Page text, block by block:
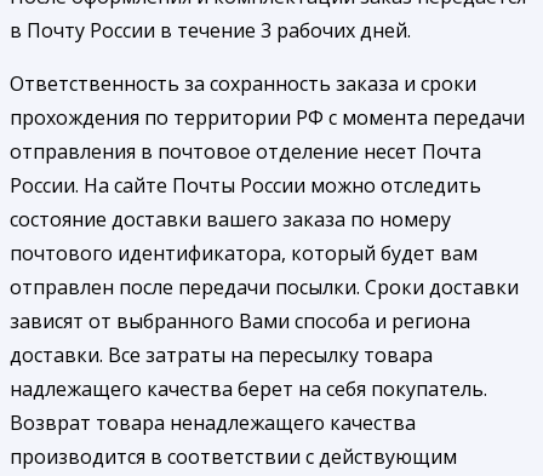
в Почту России в течение 3 рабочих дней.
Ответственность за сохранность заказа и сроки
прохождения по территории РФ с момента передачи
отправления в почтовое отделение несет Почта
России. На сайте Почты России можно отследить
состояние доставки вашего заказа по номеру
почтового идентификатора, который будет вам
отправлен после передачи посылки. Сроки доставки
зависят от выбранного Вами способа и региона
доставки. Все затраты на пересылку товара
надлежащего качества берет на себя покупатель.
Возврат товара ненадлежащего качества
производится в соответствии с действующим